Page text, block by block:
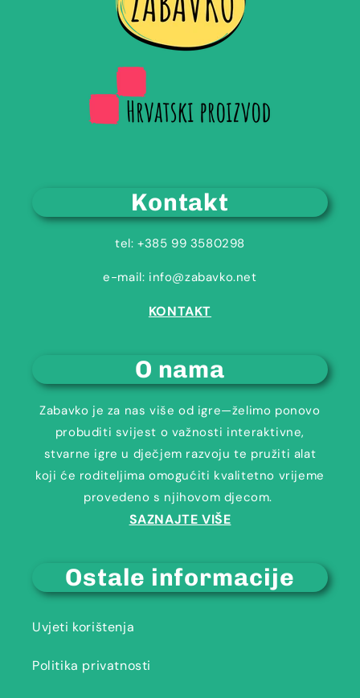
Kontakt
tel: +385 99 3580298
e-mail: info@zabavko.net
KONTAKT
O nama
Zabavko je za nas više od igre—želimo ponovo
probuditi svijest o važnosti interaktivne,
stvarne igre u dječjem razvoju te pružiti alat
koji će roditeljima omogućiti kvalitetno vrijeme
provedeno s njihovom djecom.
SAZNAJTE VIŠE
Ostale informacije
Uvjeti korištenja
Politika privatnosti